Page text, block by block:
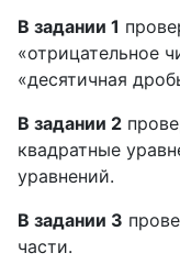
В задании 1
«отрицательное
«десятичная
В задании 2
квадратные
уравнений.
В задании 3
части.